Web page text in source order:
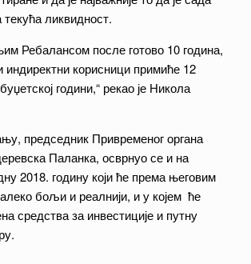
ликвидност.
Ребалансом после готово 10 година,
индиректни корисници примиће 12
години,“ рекао је Никола
председник Привременог органа
Паланка, осврнуо се и на
2018. годину који ће према његовим
бољи и реалнији, и у којем ће
средства за инвестиције и путну